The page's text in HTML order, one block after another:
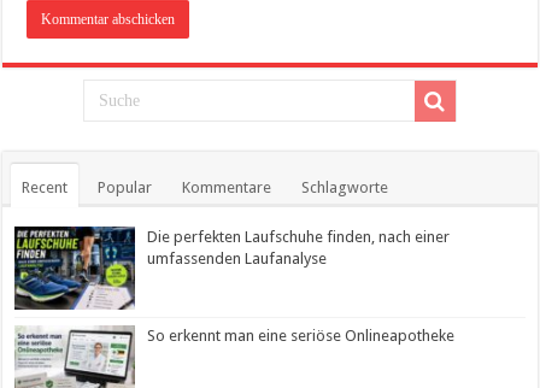
Recent Popular Kommentare Schlagworte
Die perfekten Laufschuhe finden, nach einer
umfassenden Laufanalyse
So erkennt man eine seriöse Onlineapotheke